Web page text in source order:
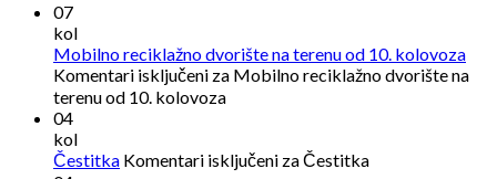
07
kol
Mobilno reciklažno dvorište na terenu od 10. kolovoza
Komentari isključeni za Mobilno reciklažno dvorište na
terenu od 10. kolovoza
04
kol
Čestitka Komentari isključeni za Čestitka